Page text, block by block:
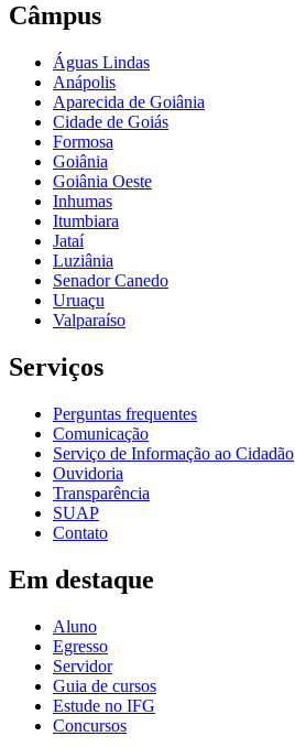
Câmpus
Águas Lindas
Anápolis
Aparecida de Goiânia
Cidade de Goiás
Formosa
Goiânia
Goiânia Oeste
Inhumas
Itumbiara
Jataí
Luziânia
Senador Canedo
Uruaçu
Valparaíso
Serviços
Perguntas frequentes
Comunicação
Serviço de Informação ao Cidadão
Ouvidoria
Transparência
SUAP
Contato
Em destaque
Aluno
Egresso
Servidor
Guia de cursos
Estude no IFG
Concursos